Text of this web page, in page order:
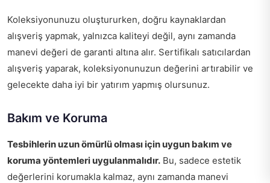
Koleksiyonunuzu oluştururken, doğru kaynaklardan
alışveriş yapmak, yalnızca kaliteyi değil, aynı zamanda
manevi değeri de garanti altına alır. Sertifikalı satıcılardan
alışveriş yaparak, koleksiyonunuzun değerini artırabilir ve
gelecekte daha iyi bir yatırım yapmış olursunuz.
Bakım ve Koruma
Tesbihlerin uzun ömürlü olması için uygun bakım ve
koruma yöntemleri uygulanmalıdır. Bu, sadece estetik
değerlerini korumakla kalmaz, aynı zamanda manevi